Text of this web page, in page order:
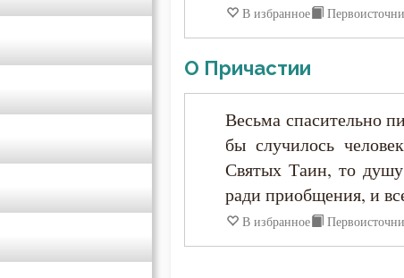
Иоанн Кассиан Римлянин
Иоанн Кронштадтский
Иоанн Лествичник
В избранное
О Причастии
Весьма спасительно
бы случилось
Святых Таин, то
ради приобщения, и
В избранное